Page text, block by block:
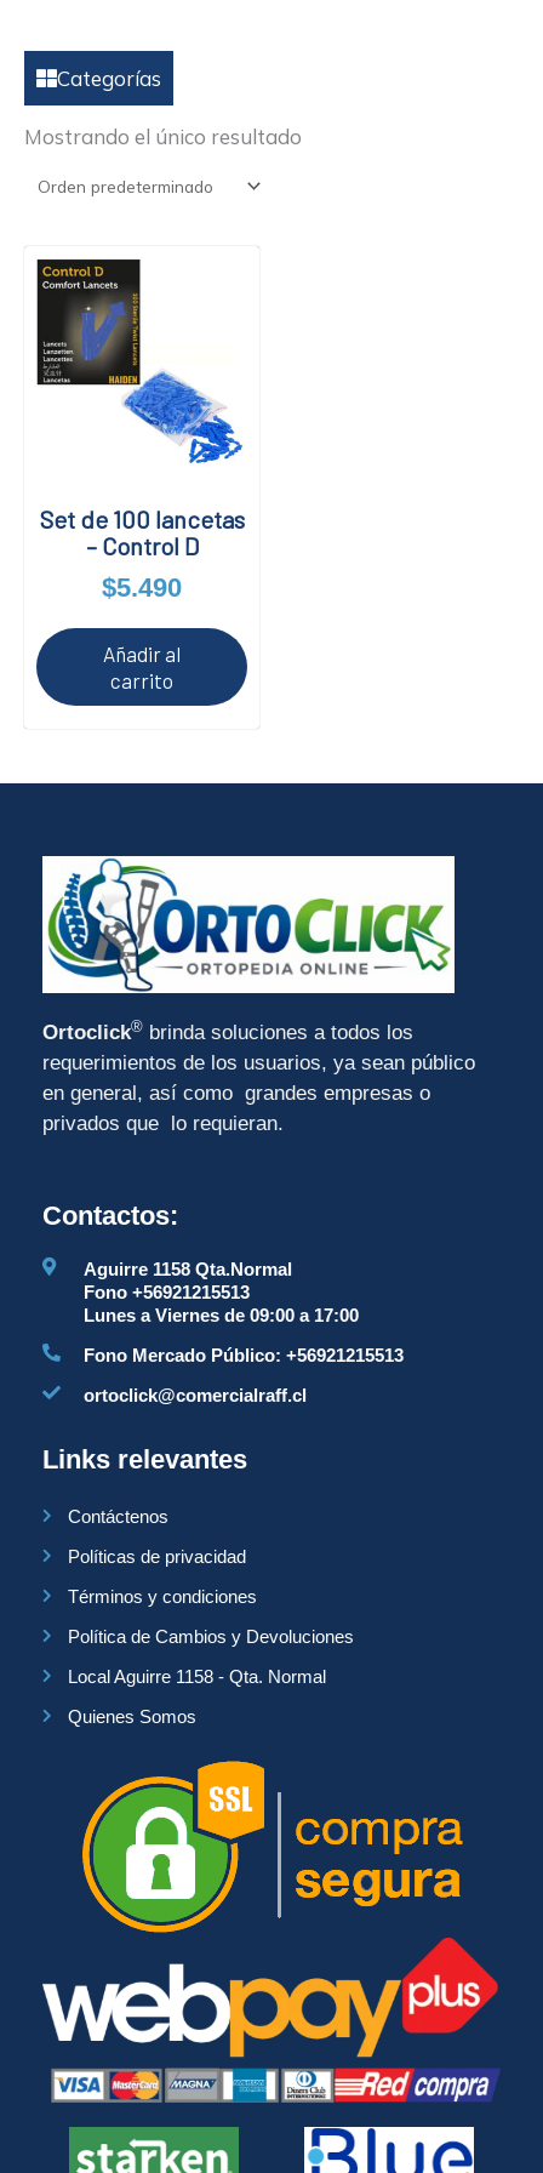
Categorías
Mostrando el único resultado
Set de 100 lancetas
– Control D
$5.490
Añadir al
carrito
Ortoclick® brinda soluciones a todos los
requerimientos de los usuarios, ya sean público
en general, así como grandes empresas o
privados que lo requieran.
Contactos:
Aguirre 1158 Qta.Normal
Fono +56921215513
Lunes a Viernes de 09:00 a 17:00
Fono Mercado Público: +56921215513
ortoclick@comercialraff.cl
Links relevantes
Contáctenos
Políticas de privacidad
Términos y condiciones
Política de Cambios y Devoluciones
Local Aguirre 1158 - Qta. Normal
Quienes Somos